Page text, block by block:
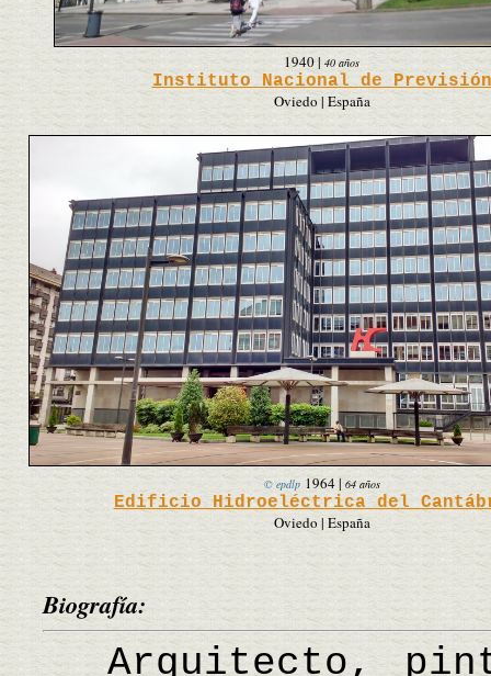
1940| 40 años
Instituto Nacional de Previsión
Oviedo | España
© epdlp 1964| 64 años
Edificio Hidroeléctrica del
Oviedo | España
Biografía:
Arquitecto,